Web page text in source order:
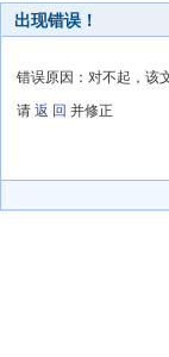
出现错误！
错误原因：对不起，该
请 返 回 并修正